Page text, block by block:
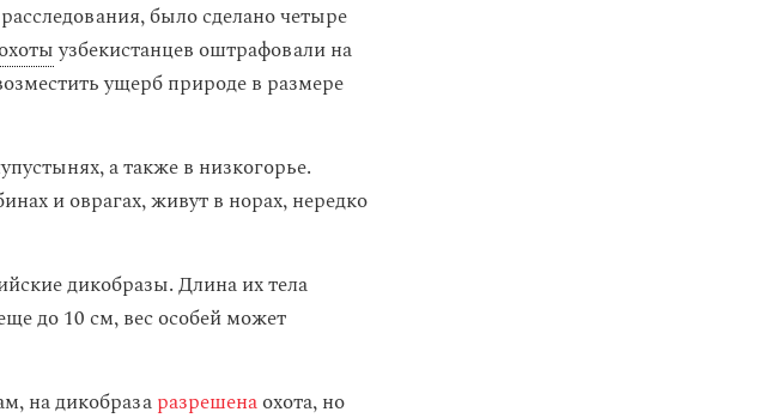
было сделано четыре
узбекистанцев оштрафовали на
ущерб природе в размере
а также в низкогорье.
и оврагах, живут в норах, нередко
дикобразы. Длина их тела
до 10 см, вес особей может
на дикобразаразрешенаохота, но